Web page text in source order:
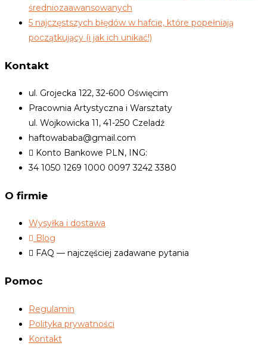
średniozaawansowanych
5 najczęstszych błędów w hafcie, które popełniają
początkujący (i jak ich unikać!)
Kontakt
ul. Grojecka 122, 32-600 Oświęcim
Pracownia Artystyczna i Warsztaty
ul. Wojkowicka 11, 41-250 Czeladź
haftowababa@gmail.com
Konto Bankowe PLN, ING:
34 1050 1269 1000 0097 3242 3380
O firmie
Wysyłka i dostawa
Blog
FAQ — najczęściej zadawane pytania
Pomoc
Regulamin
Polityka prywatności
Kontakt